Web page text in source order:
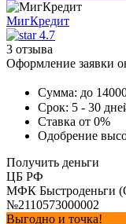
МигКредит
4.7
3 отзыва
Оформление заявки
Сумма: до
Срок: 5 - 30
Ставка от 0%
Одобрение
Получить деньги
ЦБ РФ
МФК Быстроденьги
№2110573000002
Выгодно и точка!